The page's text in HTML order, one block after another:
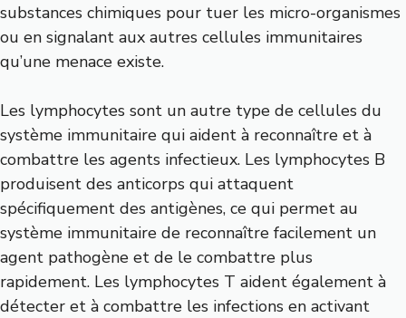
substances chimiques pour tuer les micro-organismes
ou en signalant aux autres cellules immunitaires
qu’une menace existe.
Les lymphocytes sont un autre type de cellules du
système immunitaire qui aident à reconnaître et à
combattre les agents infectieux. Les lymphocytes B
produisent des anticorps qui attaquent
spécifiquement des antigènes, ce qui permet au
système immunitaire de reconnaître facilement un
agent pathogène et de le combattre plus
rapidement. Les lymphocytes T aident également à
détecter et à combattre les infections en activant